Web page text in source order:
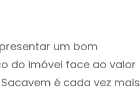
um bom
do imóvel face ao valor
é cada vez mais